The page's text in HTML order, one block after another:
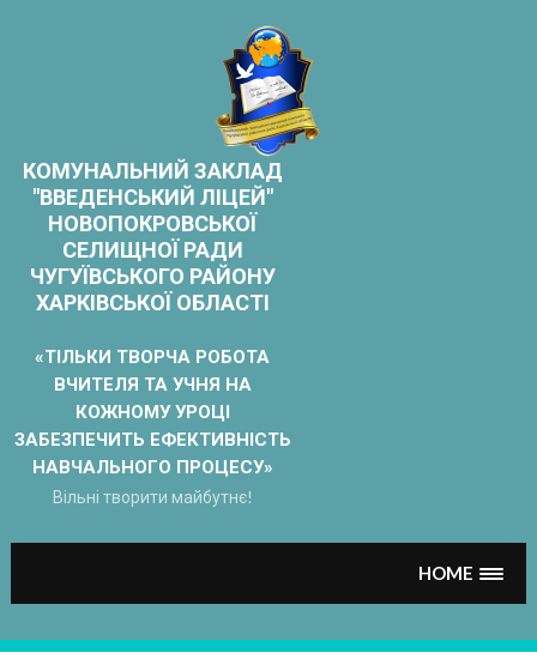
to
content
КОМУНАЛЬНИЙ ЗАКЛАД
"ВВЕДЕНСЬКИЙ ЛІЦЕЙ"
НОВОПОКРОВСЬКОЇ
СЕЛИЩНОЇ РАДИ
ЧУГУЇВСЬКОГО РАЙОНУ
ХАРКІВСЬКОЇ ОБЛАСТІ
«ТІЛЬКИ ТВОРЧА РОБОТА
ВЧИТЕЛЯ ТА УЧНЯ НА
КОЖНОМУ УРОЦІ
ЗАБЕЗПЕЧИТЬ ЕФЕКТИВНІСТЬ
НАВЧАЛЬНОГО ПРОЦЕСУ»
Вільні творити майбутнє!
HOME